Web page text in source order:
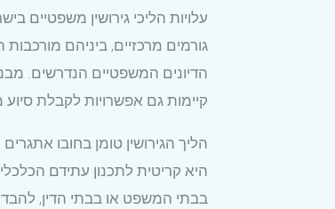
עלויות הליכי גירושין משפטיים
גורמים מרכזיים, ביניהם
קיימות גם אפשרויות לקבלת
הליך הגירושין טומן בחובו
היא קריטית לתכנון עתידם
בבתי המשפט או בבתי הדין,